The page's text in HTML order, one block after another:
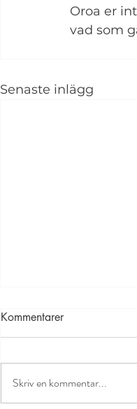
Oroa er
vad som
Senaste inlägg
Kommentarer
Skriv en kommentar...